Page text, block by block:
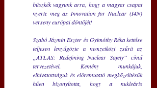
büszkék vagyunk arra, hogy a magyar csapat
nyerte meg az Innovation for Nuclear (I4N)
verseny európai döntőjét!
Szabó Jázmin Eszter és Gyimóthy Réka kettőse
teljesen lenyűgözte a nemzetközi zsűrit az
„ATLAS: Redefining Nuclear Safety” című
tervezetével. Kemény munkájuk,
elhivatottságuk és előremutató megközelítésük
hűen bizonyította, hogy a nukleáris